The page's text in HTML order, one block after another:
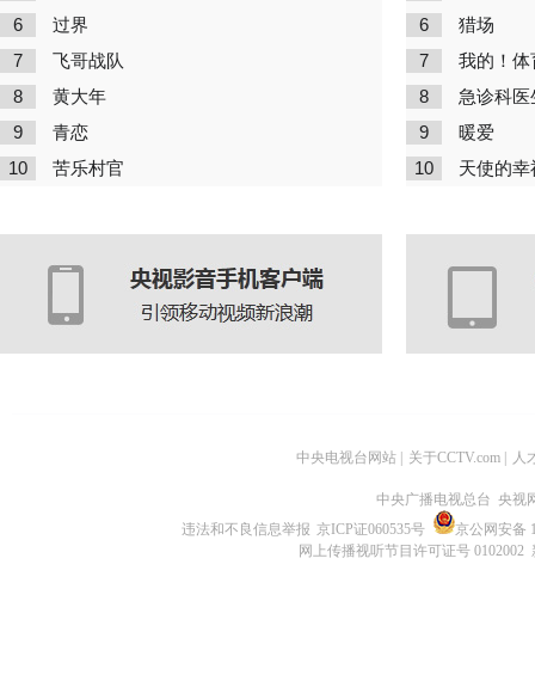
6 过界
7 飞哥战队
8 黄大年
9 青恋
10 苦乐村官
6 猎场
7 我的！体
8 急诊科医
9 暖爱
10 天使的幸
中央电视台网站 关于CCTV.com 人
中央广播电视总台 央视
违法和不良信息举报 京ICP证060535号
京公网安备
网上传播视听节目许可证号 0102002